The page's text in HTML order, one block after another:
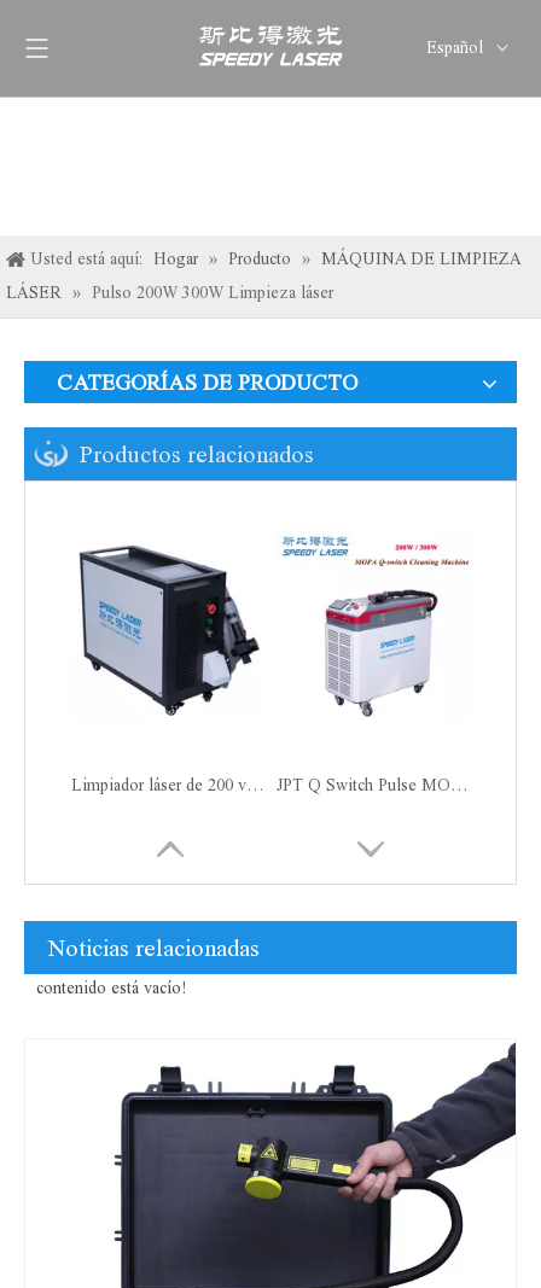
Español
Deutsch
Usted está aquí: Hogar » Producto » MÁQUINA DE LIMPIEZA
LÁSER » Pulso 200W 300W Limpieza láser
CATEGORÍAS DE PRODUCTO
Productos relacionados
Limpiador láser de 200 vatios con refrigeración por aire JPT Q Switch Pulse MOPA 200W 300W Limpieza láser
Máquina de limpieza láser Pulse MOPA 500W1000W
Noticias relacionadas
contenido está vacío!